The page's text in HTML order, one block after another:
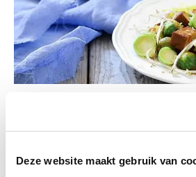
Deze website maakt gebruik van
Gegrilde knoflook-sardines
2 hoofdgerecht minder